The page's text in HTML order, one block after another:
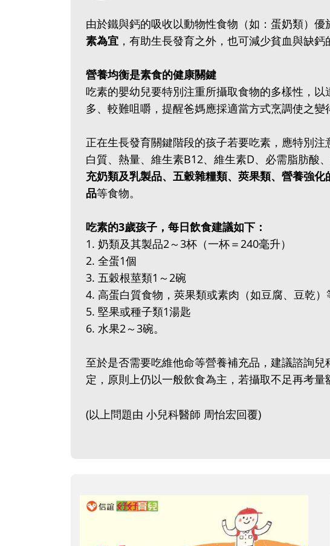
由於鐵與鈣的吸收以動物性食物（如：蛋奶類）優
素為宜 ，有助生長發育之外，也可減少貧血與缺鈣
營養均衡是素食的健康關鍵
吃素的嬰幼兒要特別注重所攝取食物的多樣性，
多、較難咀嚼，提醒爸媽應採適當方式烹調使之變
正在生長發育關鍵階段的孩子若要吃素，應特別
白質、熱量、維生素B12、維生素D、必需脂肪酸
充奶類及乳製品、五穀雜糧類、莢果類、營養強
品等食物。
吃素的3歲孩子，每日飲食建議如下：
1. 奶類及其製品2～3杯（一杯＝240毫升）
2. 全蛋1個
3. 五穀根莖類1～2碗
4. 高蛋白質食物，莢果類或素肉（如豆腐、豆乾）
5. 堅果或種子類1湯匙
6. 水果2～3碗。
至於是否需要吃維他命等營養補充品，建議諮詢
定，原則上仍以一般飲食為主，若攝取不足再考量
(以上問題由 小兒科醫師 周怡宏回覆)